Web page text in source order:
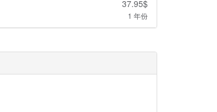
37.95$
1 年份